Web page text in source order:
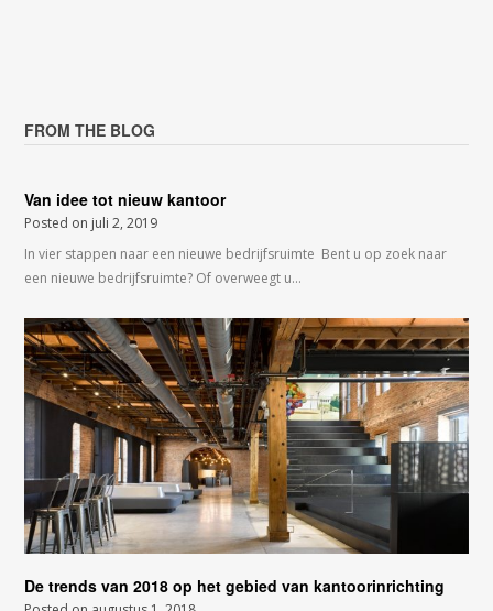
FROM THE BLOG
Van idee tot nieuw kantoor
Posted on juli 2, 2019
In vier stappen naar een nieuwe bedrijfsruimte Bent u op zoek naar
een nieuwe bedrijfsruimte? Of overweegt u…
De trends van 2018 op het gebied van kantoorinrichting